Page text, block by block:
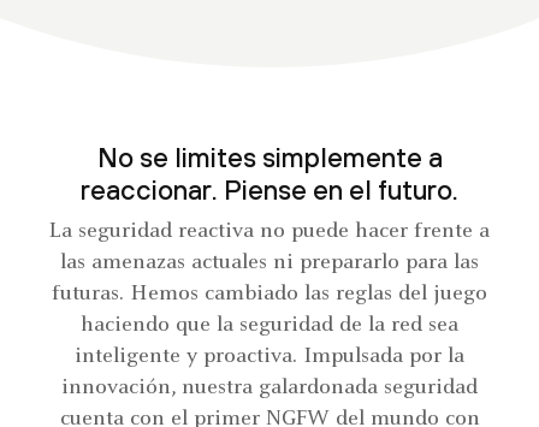
No se limites simplemente a
reaccionar. Piense en el futuro.
La seguridad reactiva no puede hacer frente a
las amenazas actuales ni prepararlo para las
futuras. Hemos cambiado las reglas del juego
haciendo que la seguridad de la red sea
inteligente y proactiva. Impulsada por la
innovación, nuestra galardonada seguridad
cuenta con el primer NGFW del mundo con